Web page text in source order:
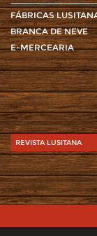
FÁBRICAS
BRANCA DE NEVE
E-MERCEARIA
REVISTA LUSITANA